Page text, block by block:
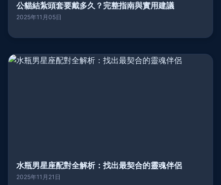
公貓結紮頭套要戴多久？完整指南與實用建議
2025年11月05日
水瓶男星座配對全解析：找出最契合的靈魂伴侶
2025年11月21日